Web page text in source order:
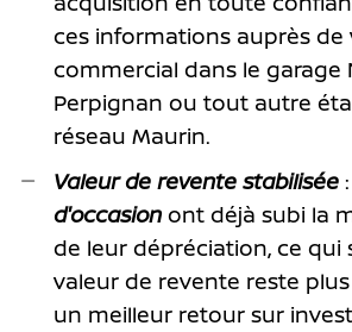
ces informations auprès de
commercial dans le garage
Perpignan ou tout autre
réseau Maurin.
Valeur de revente stabilisée
d'occasion ont déjà subi la
de leur dépréciation, ce qui
valeur de revente reste
un meilleur retour sur